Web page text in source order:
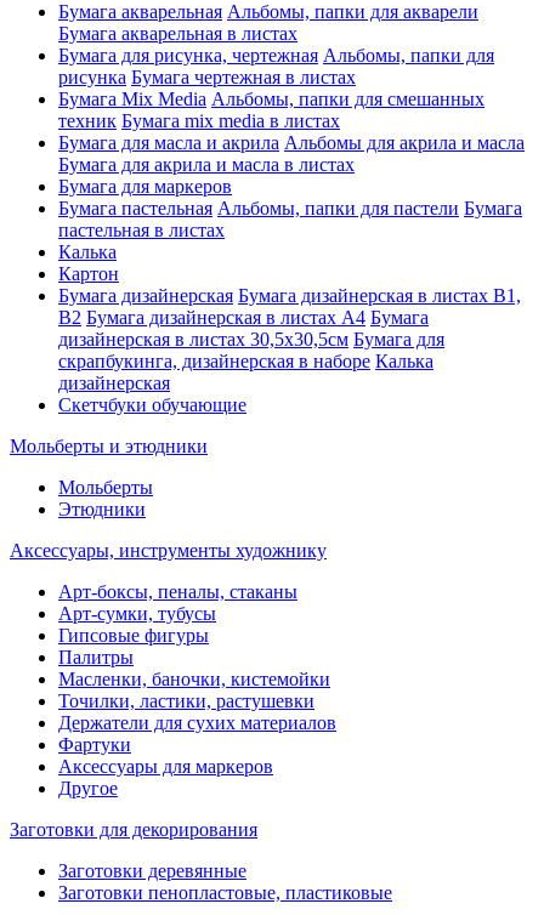
Бумага акварельная Альбомы, папки для акварели
Бумага акварельная в листах
Бумага для рисунка, чертежная Альбомы, папки для
рисунка Бумага чертежная в листах
Бумага Mix Media Альбомы, папки для смешанных
техник Бумага mix media в листах
Бумага для масла и акрила Альбомы для акрила и масла
Бумага для акрила и масла в листах
Бумага для маркеров
Бумага пастельная Альбомы, папки для пастели Бумага
пастельная в листах
Калька
Картон
Бумага дизайнерская Бумага дизайнерская в листах В1,
В2 Бумага дизайнерская в листах А4 Бумага
дизайнерская в листах 30,5х30,5см Бумага для
скрапбукинга, дизайнерская в наборе Калька
дизайнерская
Скетчбуки обучающие
Мольберты и этюдники
Мольберты
Этюдники
Аксессуары, инструменты художнику
Арт-боксы, пеналы, стаканы
Арт-сумки, тубусы
Гипсовые фигуры
Палитры
Масленки, баночки, кистемойки
Точилки, ластики, растушевки
Держатели для сухих материалов
Фартуки
Аксессуары для маркеров
Другое
Заготовки для декорирования
Заготовки деревянные
Заготовки пенопластовые, пластиковые